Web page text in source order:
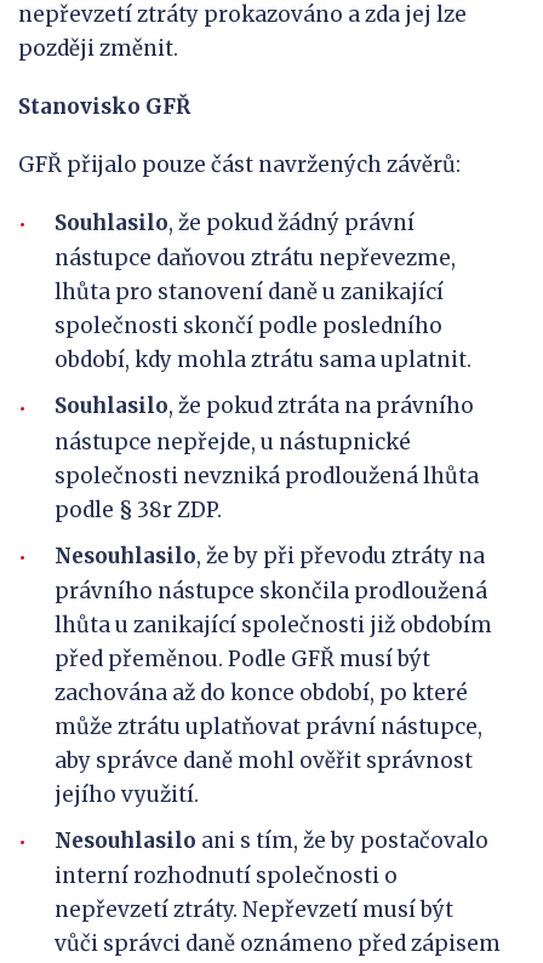
nepřevzetí ztráty prokazováno a zda jej lze
později změnit.
Stanovisko GFŘ
GFŘ přijalo pouze část navržených závěrů:
Souhlasilo, že pokud žádný právní
nástupce daňovou ztrátu nepřevezme,
lhůta pro stanovení daně u zanikající
společnosti skončí podle posledního
období, kdy mohla ztrátu sama uplatnit.
Souhlasilo, že pokud ztráta na právního
nástupce nepřejde, u nástupnické
společnosti nevzniká prodloužená lhůta
podle § 38r ZDP.
Nesouhlasilo, že by při převodu ztráty na
právního nástupce skončila prodloužená
lhůta u zanikající společnosti již obdobím
před přeměnou. Podle GFŘ musí být
zachována až do konce období, po které
může ztrátu uplatňovat právní nástupce,
aby správce daně mohl ověřit správnost
jejího využití.
Nesouhlasilo ani s tím, že by postačovalo
interní rozhodnutí společnosti o
nepřevzetí ztráty. Nepřevzetí musí být
vůči správci daně oznámeno před zápisem